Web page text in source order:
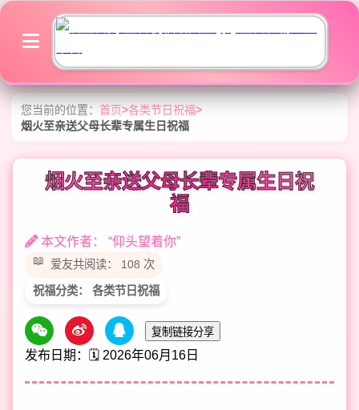
您当前的位置：首页>各类节日祝福>
烟火至亲送父母长辈专属生日祝福
烟火至亲送父母长辈专属生日祝
福
本文作者： “仰头望着你”
爱友共阅读： 108 次
祝福分类： 各类节日祝福
复制链接分享
发布日期：🗓️ 2026年06月16日